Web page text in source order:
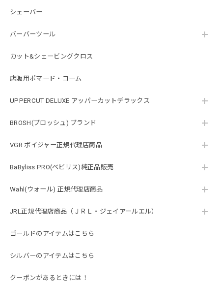
シェーバー
バーバーツール
カット&シェービングクロス
店販用ポマード・コーム
UPPERCUT DELUXE アッパーカットデラックス
BROSH(ブロッシュ) ブランド
VGR ボイジャー正規代理店商品
BaByliss PRO(ベビリス)純正品販売
Wahl(ウォール) 正規代理店商品
JRL正規代理店商品（ＪＲＬ・ジェイアールエル）
ゴールドのアイテムはこちら
シルバーのアイテムはこちら
クーポンがあるときには！